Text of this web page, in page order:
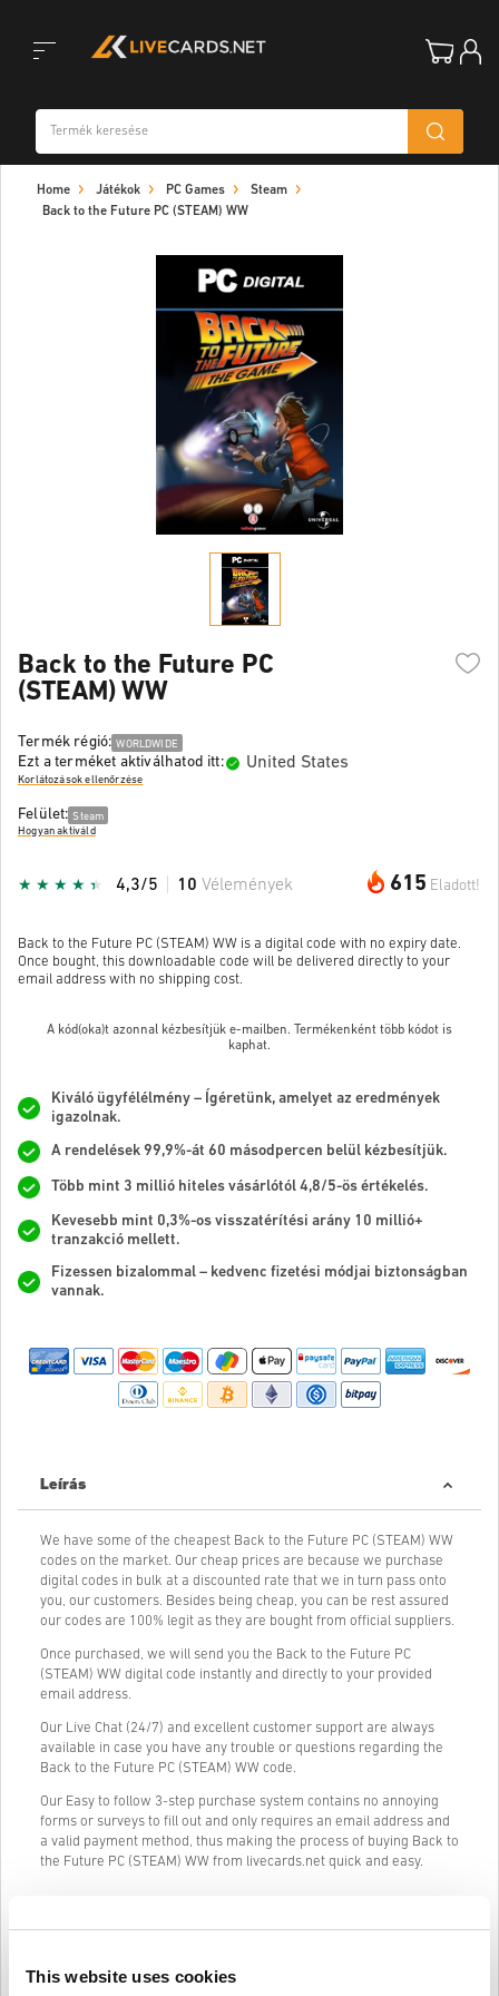
This website uses cookies
navigation
Home Játékok PC Games
Steam
Back to the Future PC (STEAM) WW
Back to the Future PC
(STEAM) WW
Termék régió: WORLDWIDE
Ezt a terméket aktiválhatod itt: United States
Korlátozások ellenőrzése
Felület: Steam
Hogyan aktiváld
615 Eladott!
4,3/5 10 Vélemények
Back to the Future PC (STEAM) WW is a digital code with no expiry date.
Once bought, this downloadable code will be delivered directly to your
email address with no shipping cost.
A kód(oka)t azonnal kézbesítjük e-mailben. Termékenként több kódot is
kaphat.
Kiváló ügyfélélmény – Ígéretünk, amelyet az eredmények
igazolnak.
A rendelések 99,9%-át 60 másodpercen belül kézbesítjük.
Több mint 3 millió hiteles vásárlótól 4,8/5-ös értékelés.
Kevesebb mint 0,3%-os visszatérítési arány 10 millió+
tranzakció mellett.
Fizessen bizalommal – kedvenc fizetési módjai biztonságban
vannak.
Leírás
We have some of the cheapest Back to the Future PC (STEAM) WW
codes on the market. Our cheap prices are because we purchase
digital codes in bulk at a discounted rate that we in turn pass onto
you, our customers. Besides being cheap, you can be rest assured
our codes are 100% legit as they are bought from official suppliers.
Once purchased, we will send you the Back to the Future PC
(STEAM) WW digital code instantly and directly to your provided
email address.
Our Live Chat (24/7) and excellent customer support are always
available in case you have any trouble or questions regarding the
Back to the Future PC (STEAM) WW code.
Our Easy to follow 3-step purchase system contains no annoying
forms or surveys to fill out and only requires an email address and
a valid payment method, thus making the process of buying Back to
the Future PC (STEAM) WW from livecards.net quick and easy.
Így működik a Livecards.neten
Jogi nyilatkozat